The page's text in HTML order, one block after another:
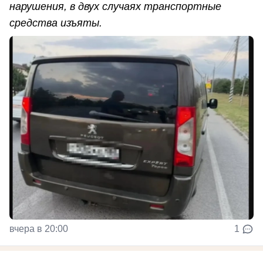
нарушения, в двух случаях транспортные
средства изъяты.
вчера в 20:00 1